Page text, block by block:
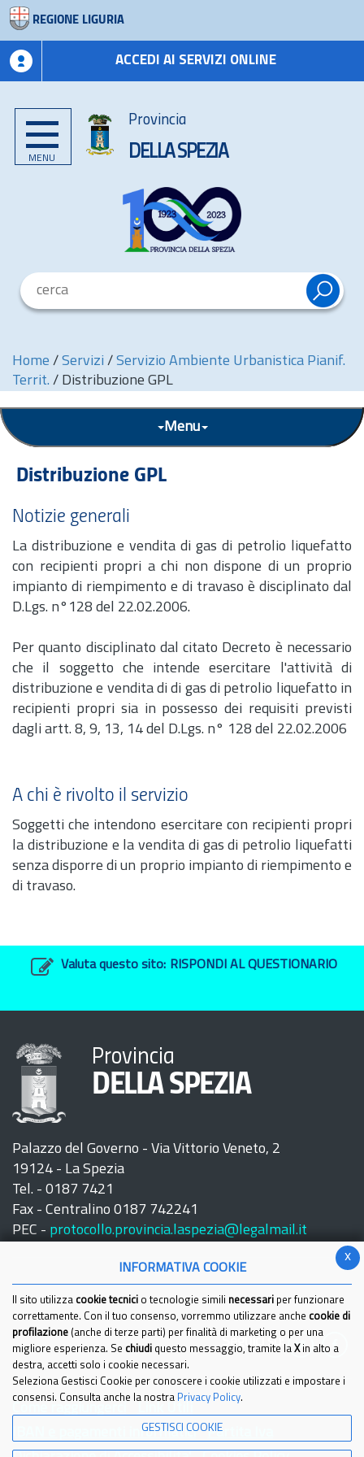
REGIONE LIGURIA
ACCEDI AI SERVIZI ONLINE
MENU
Provincia
DELLA SPEZIA
Home / Servizi / Servizio Ambiente Urbanistica Pianif.
Territ. / Distribuzione GPL
Menu
Distribuzione GPL
Notizie generali
La distribuzione e vendita di gas di petrolio liquefatto
con recipienti propri a chi non dispone di un proprio
impianto di riempimento e di travaso è disciplinato dal
D.Lgs. n°128 del 22.02.2006.
Per quanto disciplinato dal citato Decreto è necessario
che il soggetto che intende esercitare l'attività di
distribuzione e vendita di di gas di petrolio liquefatto in
recipienti propri sia in possesso dei requisiti previsti
dagli artt. 8, 9, 13, 14 del D.Lgs. n° 128 del 22.02.2006
A chi è rivolto il servizio
Soggetti che intendono esercitare con recipienti propri
la distribuzione e la vendita di gas di petrolio liquefatti
senza disporre di un proprio impianto di riempimento e
di travaso.
Valuta questo sito: RISPONDI AL QUESTIONARIO
Provincia
DELLA SPEZIA
Palazzo del Governo - Via Vittorio Veneto, 2
19124 - La Spezia
Tel. - 0187 7421
Fax - Centralino 0187 742241
PEC - protocollo.provincia.laspezia@legalmail.it
Seguici su:
IBAN e pagamenti informatici
Partita Iva
x
INFORMATIVA COOKIE
Il sito utilizza cookie tecnici o tecnologie simili necessari per funzionare
correttamente. Con il tuo consenso, vorremmo utilizzare anche cookie di
profilazione (anche di terze parti) per finalità di marketing o per una
migliore esperienza. Se chiudi questo messaggio, tramite la Xin alto a
destra, accetti solo i cookie necessari.
Seleziona Gestisci Cookie per conoscere i cookie utilizzati e impostare i
consensi. Consulta anche la nostra Privacy Policy.
GESTISCI COOKIE